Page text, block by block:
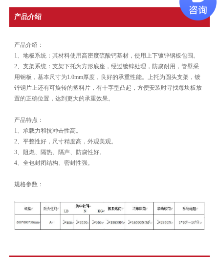
产品介绍
产品介绍：
1、地板系统：其材料使用高密度硫酸钙基材，使用上下镀锌钢板包围。
2、支架系统：支架下托为方形底座，经过镀锌处理，防腐耐用，管壁采
用钢板，基本尺寸为1.0mm厚度，良好的承重性能。上托为圆头支架，镀
锌钢片上还有可旋转的塑料片，有十字型凸起，方便安装时寻找每块板放
置的正确位置，达到更大的承重效果。
产品特点：
1、承载力和抗冲击性高。
2、平整性好，尺寸精度高，外观美观。
3、阻燃、隔热、隔声、防腐性好。
4、全包封闭结构、密封性强。
规格参数：